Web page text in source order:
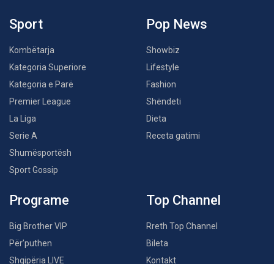
Sport
Kombëtarja
Kategoria Superiore
Kategoria e Parë
Premier League
La Liga
Serie A
Shumësportësh
Sport Gossip
Pop News
Showbiz
Lifestyle
Fashion
Shëndeti
Dieta
Receta gatimi
Programe
Big Brother VIP
Për’puthen
Shqipëria LIVE
Top Channel
Rreth Top Channel
Bileta
Kontakt